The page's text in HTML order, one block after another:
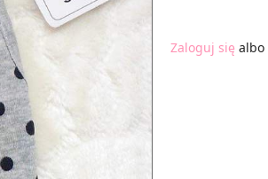
Zaloguj się albo